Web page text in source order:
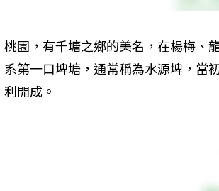
桃園，有千塘之鄉的美名，在楊梅、
系第一口埤塘，通常稱為水源埤，當
利開成。